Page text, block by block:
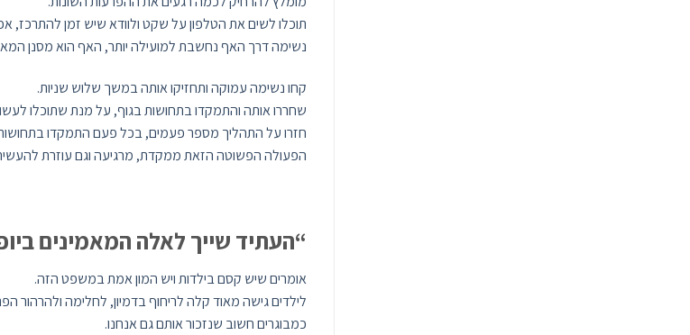
תוכלו לשים את הטלפון על שקט ולוודא שיש זמן להתרכז,
נשימה דרך האף נחשבת למועילה יותר, האף הוא מסנן
קחו נשימה עמוקה ותחזיקו אותה במשך שלוש שניות.
שחררו אותה והתמקדו בתחושות בגוף, על מנת שתוכלו
חזרו על התהליך מספר פעמים, בכל פעם התמקדו
הפעולה הפשוטה הזאת ממקדת, מרגיעה וגם עוזרת
“העתיד שייך לאלה המאמינים
אומרים שיש קסם בילדות ויש המון אמת במשפט הזה.
לילדים גישה מאוד קלה לריחוף בדמיון, לחלימה ולהרהור
כמבוגרים חשוב שנזכור אותם גם אנחנו.